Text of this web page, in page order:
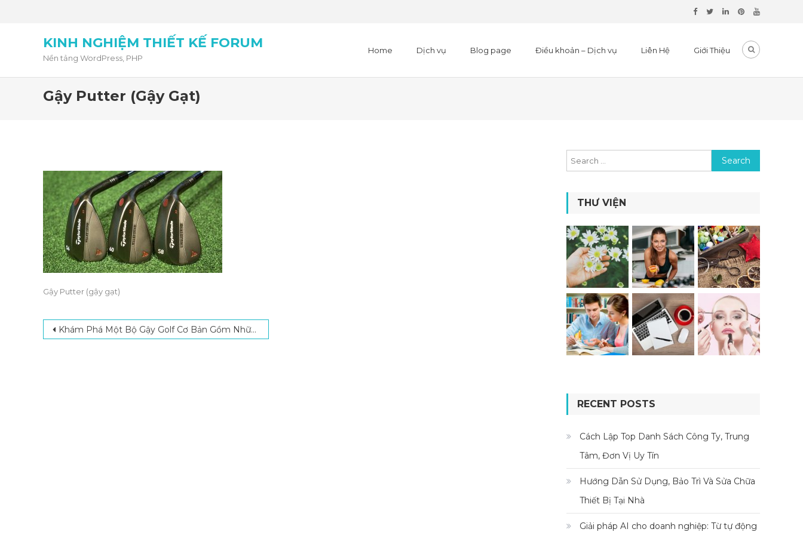
KINH NGHIỆM THIẾT KẾ FORUM
Nền tảng WordPress, PHP
Home Dịch vụ Blog page Điều khoản – Dịch vụ Liên Hệ Giới Thiệu
Gậy Putter (gậy Gạt)
Gậy Putter (gậy gạt)
Post navigation
Khám Phá Một Bộ Gậy Golf Cơ Bản Gồm Những Gì?
Search for:
THƯ VIỆN
RECENT POSTS
Cách Lập Top Danh Sách Công Ty, Trung
Tâm, Đơn Vị Uy Tín
Hướng Dẫn Sử Dụng, Bảo Trì Và Sửa Chữa
Thiết Bị Tại Nhà
Giải pháp AI cho doanh nghiệp: Từ tự động